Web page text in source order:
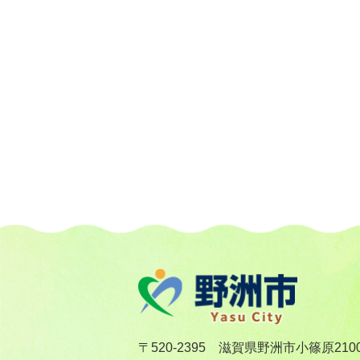
〒520-2395 滋賀県野洲市小篠原